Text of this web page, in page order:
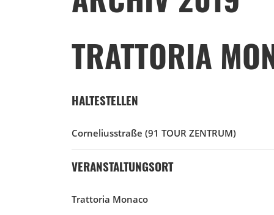
TRATTORIA
HALTESTELLEN
Corneliusstraße (91 TOUR ZENTRUM)
VERANSTALTUNGSORT
Trattoria Monaco